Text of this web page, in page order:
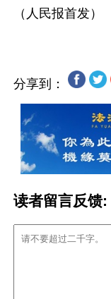
分享到：
读者留言反馈: